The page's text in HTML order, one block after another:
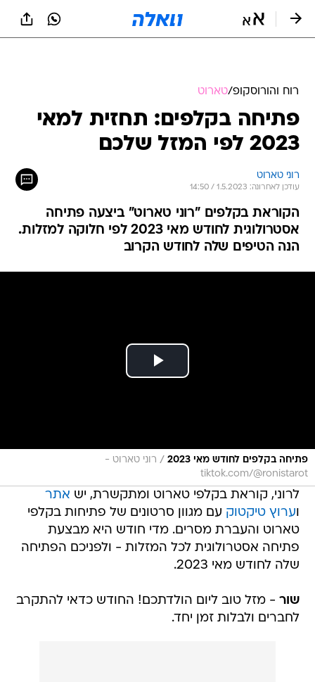
רוח והורוסקופ/טארוט
פתיחה בקלפים: תחזית למאי
2023 לפי המזל שלכם
רוני טארוט
עודכן לאחרונה: 1.5.2023 / 14:50
הקוראת בקלפים "רוני טארוט" ביצעה פתיחה
אסטרולוגית לחודש מאי 2023 לפי חלוקה למזלות.
הנה הטיפים שלה לחודש הקרוב
פתיחה בקלפים לחודש מאי 2023 / רוני טארוט -
tiktok.com/@ronistarot
לרוני, קוראת בקלפי טארוט ומתקשרת, יש אתר
וערוץ טיקטוק עם מגוון סרטונים של פתיחות בקלפי
טארוט והעברת מסרים. מדי חודש היא מבצעת
פתיחה אסטרולוגית לכל המזלות - ולפניכם הפתיחה
שלה לחודש מאי 2023.
שור - מזל טוב ליום הולדתכם! החודש כדאי להתקרב
לחברים ולבלות זמן יחד.